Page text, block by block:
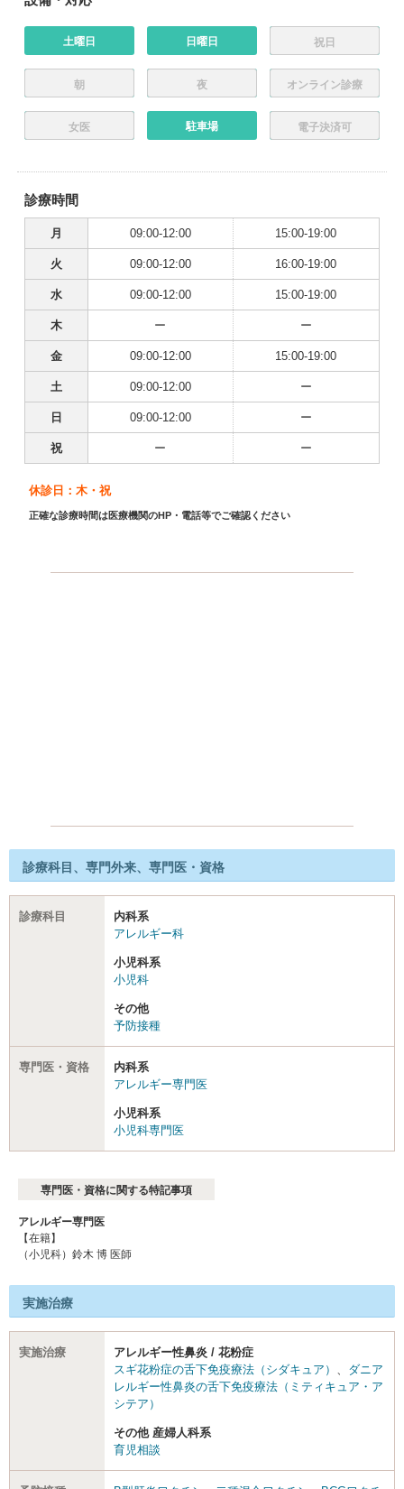
土曜日 日曜日 祝日
朝 夜 オンライン診療
女医 駐車場 電子決済可
診療時間
月 09:00-12:00 15:00-19:00
火 09:00-12:00 16:00-19:00
水 09:00-12:00 15:00-19:00
木 ー ー
金 09:00-12:00 15:00-19:00
土 09:00-12:00 ー
日 09:00-12:00 ー
祝 ー ー
休診日：木・祝
正確な診療時間は医療機関のHP・電話等でご確認ください
診療科目、専門外来、専門医・資格
診療科目
内科系
アレルギー科
小児科系
小児科
その他
予防接種
専門医・資格
内科系
アレルギー専門医
小児科系
小児科専門医
専門医・資格に関する特記事項
アレルギー専門医
【在籍】
（小児科）鈴木 博 医師
実施治療
実施治療
アレルギー性鼻炎 / 花粉症
スギ花粉症の舌下免疫療法（シダキュア） 、 ダニア
レルギー性鼻炎の舌下免疫療法（ミティキュア・ア
シテア）
その他 産婦人科系
育児相談